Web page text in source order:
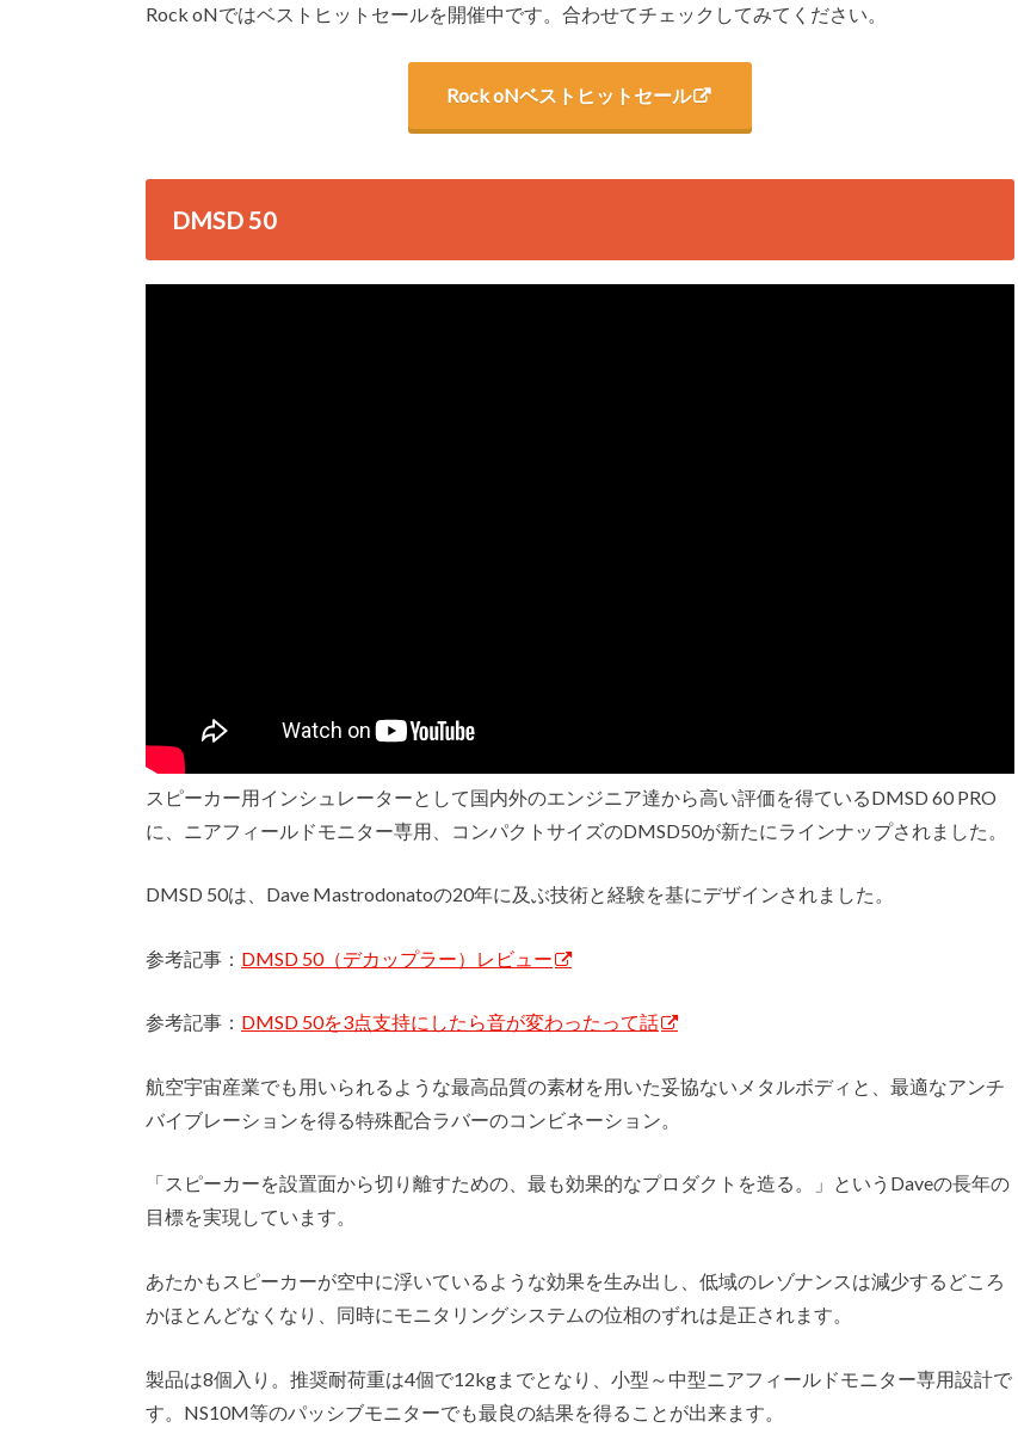
Rock oNではベストヒットセールを開催中です。合わせてチェックしてみてください。
Rock oNベストヒットセール
DMSD 50
スピーカー用インシュレーターとして国内外のエンジニア達から高い評価を得ているDMSD 60 PRO
に、ニアフィールドモニター専用、コンパクトサイズのDMSD50が新たにラインナップされました。
DMSD 50は、Dave Mastrodonatoの20年に及ぶ技術と経験を基にデザインされました。
参考記事： DMSD 50（デカップラー）レビュー
参考記事： DMSD 50を3点支持にしたら音が変わったって話
航空宇宙産業でも用いられるような最高品質の素材を用いた妥協ないメタルボディと、最適なアンチ
バイブレーションを得る特殊配合ラバーのコンビネーション。
「スピーカーを設置面から切り離すための、最も効果的なプロダクトを造る。」というDaveの長年の
目標を実現しています。
あたかもスピーカーが空中に浮いているような効果を生み出し、低域のレゾナンスは減少するどころ
かほとんどなくなり、同時にモニタリングシステムの位相のずれは是正されます。
製品は8個入り。推奨耐荷重は4個で12kgまでとなり、小型～中型ニアフィールドモニター専用設計で
す。NS10M等のパッシブモニターでも最良の結果を得ることが出来ます。